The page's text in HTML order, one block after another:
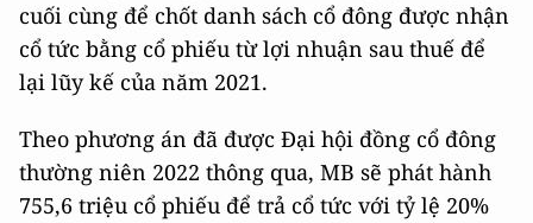
cuối cùng để chốt danh sách cổ đông được nhận
cổ tức bằng cổ phiếu từ lợi nhuận sau thuế để
lại lũy kế của năm 2021.
Theo phương án đã được Đại hội đồng cổ đông
thường niên 2022 thông qua, MB sẽ phát hành
755,6 triệu cổ phiếu để trả cổ tức với tỷ lệ 20%